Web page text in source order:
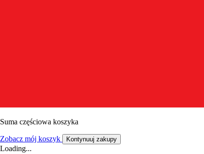
Suma częściowa koszyka
Zobacz mój koszyk Kontynuuj zakupy
Loading...